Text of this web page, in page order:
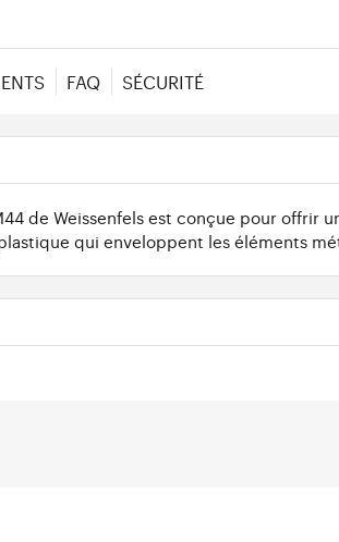
FAQ SÉCURITÉ
de Weissenfels est conçue pour
qui enveloppent les éléments